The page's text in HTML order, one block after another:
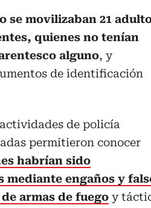
se movilizaban 21
quienes no tenían
alguno, y
de identificación
de policía
permitieron conocer
habrían sido
mediante engaños y
armas de fuego y